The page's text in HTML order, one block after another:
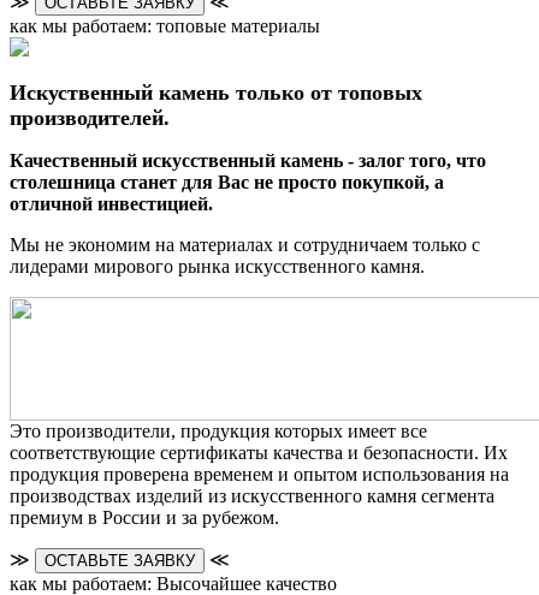
как мы работаем: топовые материалы
Искуственный камень только от топовых
производителей.
Качественный искусственный камень - залог того, что
столешница станет для Вас не просто покупкой, а
отличной инвестицией.
Мы не экономим на материалах и сотрудничаем только с
лидерами мирового рынка искусственного камня.
Это производители, продукция которых имеет все
соответствующие сертификаты качества и безопасности. Их
продукция проверена временем и опытом использования на
производствах изделий из искусственного камня сегмента
премиум в России и за рубежом.
≫ ОСТАВЬТЕ ЗАЯВКУ
≪
как мы работаем: Высочайшее качество